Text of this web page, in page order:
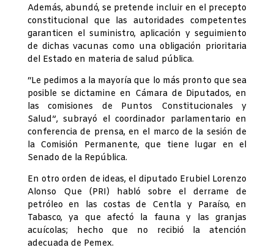
Además, abundó, se pretende incluir en el precepto
constitucional que las autoridades competentes
garanticen el suministro, aplicación y seguimiento
de dichas vacunas como una obligación prioritaria
del Estado en materia de salud pública.
“Le pedimos a la mayoría que lo más pronto que sea
posible se dictamine en Cámara de Diputados, en
las comisiones de Puntos Constitucionales y
Salud”, subrayó el coordinador parlamentario en
conferencia de prensa, en el marco de la sesión de
la Comisión Permanente, que tiene lugar en el
Senado de la República.
En otro orden de ideas, el diputado Erubiel Lorenzo
Alonso Que (PRI) habló sobre el derrame de
petróleo en las costas de Centla y Paraíso, en
Tabasco, ya que afectó la fauna y las granjas
acuícolas; hecho que no recibió la atención
adecuada de Pemex.